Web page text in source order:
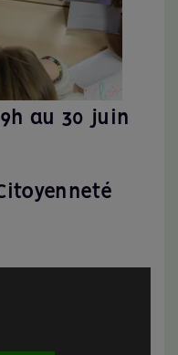
au 30 juin